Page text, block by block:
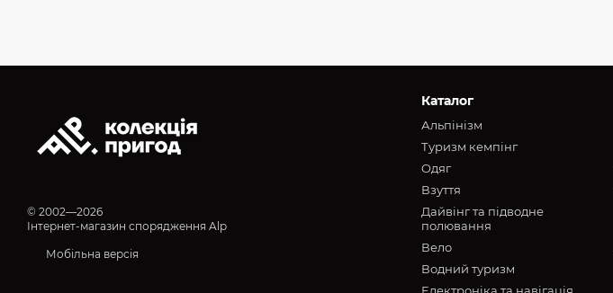
© 2002—2026
Інтернет-магазин спорядження Alp
Мобільна версія
Каталог
Альпінізм
Туризм кемпінг
Oдяг
Взуття
Дайвінг та підводне
полювання
Вело
Водний туризм